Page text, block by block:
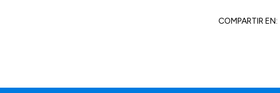
COMPARTIR EN: